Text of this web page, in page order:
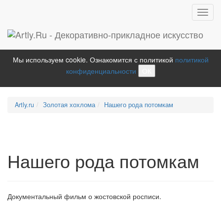
Мы используем cookie. Ознакомится с политикой политикой
конфиденциальности
Artly.ru Золотая хохлома Нашего рода потомкам
Нашего рода потомкам
Документальный фильм о жостовской росписи.